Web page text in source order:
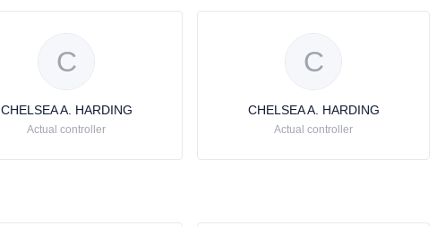
C
CHELSEA A. HARDING
Actual controller
C
CHELSEA A. HARDING
Actual controller